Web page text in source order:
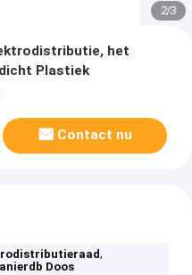
2/3
het
Plastiek
Contact nu
,
Doos